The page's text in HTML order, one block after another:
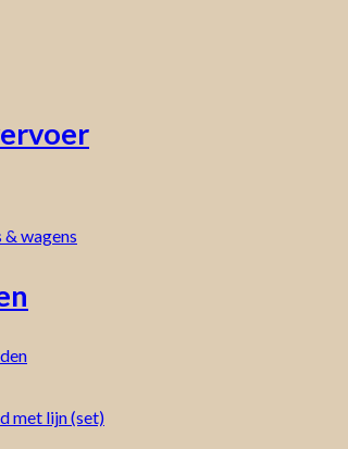
wagens
met lijn (set)